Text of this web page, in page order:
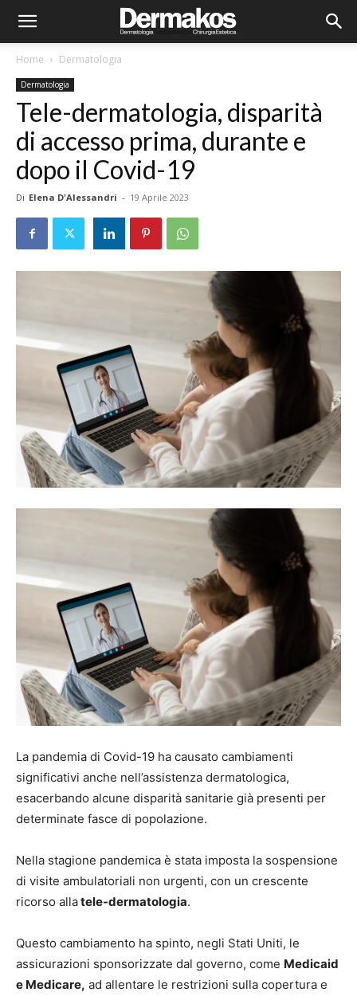
Home Dermatologia
Dermatologia
Tele-dermatologia, disparità
di accesso prima, durante e
dopo il Covid-19
Di Elena D'Alessandri - 19 Aprile 2023
La pandemia di Covid-19 ha causato cambiamenti
significativi anche nell’assistenza dermatologica,
esacerbando alcune disparità sanitarie già presenti per
determinate fasce di popolazione.
Nella stagione pandemica è stata imposta la sospensione
di visite ambulatoriali non urgenti, con un crescente
ricorso allatele-dermatologia.
Questo cambiamento ha spinto, negli Stati Uniti, le
assicurazioni sponsorizzate dal governo, come Medicaid
e Medicare, ad allentare le restrizioni sulla copertura e